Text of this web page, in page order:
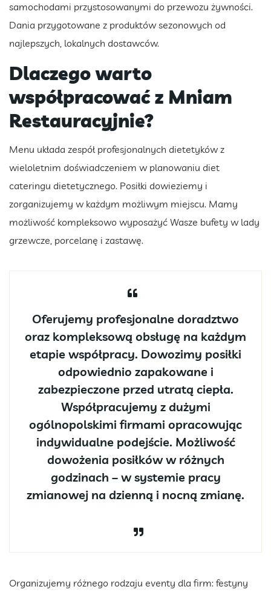
samochodami przystosowanymi do przewozu żywności.
Dania przygotowane z produktów sezonowych od
najlepszych, lokalnych dostawców.
Dlaczego warto
współpracować z Mniam
Restauracyjnie?
Menu układa zespół profesjonalnych dietetyków z
wieloletnim doświadczeniem w planowaniu diet
cateringu dietetycznego. Posiłki dowieziemy i
zorganizujemy w każdym możliwym miejscu. Mamy
możliwość kompleksowo wyposażyć Wasze bufety w lady
grzewcze, porcelanę i zastawę.
Oferujemy profesjonalne doradztwo
oraz kompleksową obsługę na każdym
etapie współpracy. Dowozimy posiłki
odpowiednio zapakowane i
zabezpieczone przed utratą ciepła.
Współpracujemy z dużymi
ogólnopolskimi firmami opracowując
indywidualne podejście. Możliwość
dowożenia posiłków w różnych
godzinach – w systemie pracy
zmianowej na dzienną i nocną zmianę.
Organizujemy różnego rodzaju eventy dla firm: festyny